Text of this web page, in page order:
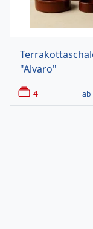
"Alvaro"
4 ab